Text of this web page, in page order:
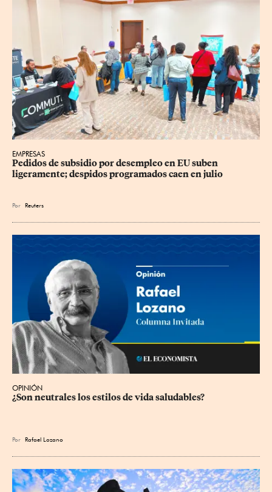
EMPRESAS
Pedidos de subsidio por desempleo en EU suben
ligeramente; despidos programados caen en julio
Por Reuters
OPINIÓN
¿Son neutrales los estilos de vida saludables?
Por Rafael Lozano